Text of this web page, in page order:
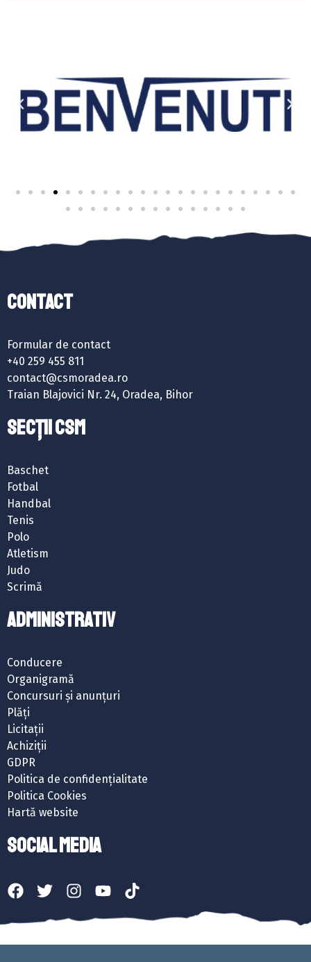
Contact
Formular de contact
+40 259 455 811
contact@csmoradea.ro
Traian Blajovici Nr. 24, Oradea, Bihor
SECȚII CSM
Baschet
Fotbal
Handbal
Tenis
Polo
Atletism
Judo
Scrimă
ADMINISTRATIV
Conducere
Organigramă
Concursuri și anunțuri
Plăți
Licitații
Achiziții
GDPR
Politica de confidențialitate
Politica Cookies
Hartă website
SOCIAL MEDIA